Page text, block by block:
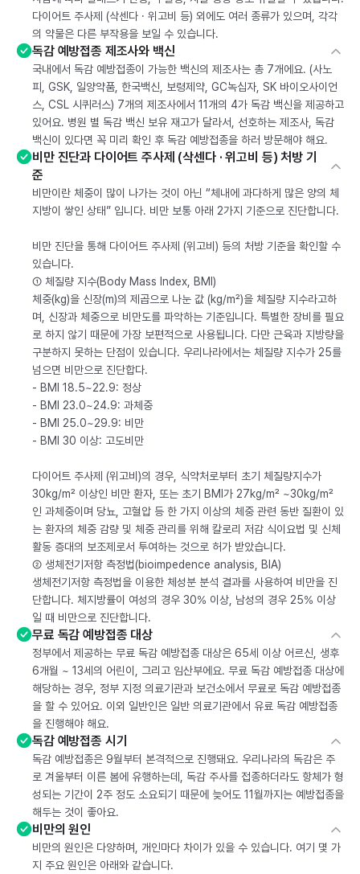
다이어트 주사제 (삭센다 · 위고비 등) 외에도 여러 종류가 있으며, 각각
의 약물은 다른 부작용을 보일 수 있습니다.
독감 예방접종 제조사와 백신
국내에서 독감 예방접종이 가능한 백신의 제조사는 총 7개에요. (사노
피, GSK, 일양약품, 한국백신, 보령제약, GC녹십자, SK 바이오사이언
스, CSL 시퀴러스) 7개의 제조사에서 11개의 4가 독감 백신을 제공하고
있어요. 병원 별 독감 백신 보유 재고가 달라서, 선호하는 제조사, 독감
백신이 있다면 꼭 미리 확인 후 독감 예방접종을 하러 방문해야 해요.
비만 진단과 다이어트 주사제 (삭센다 · 위고비 등) 처방 기
준
비만이란 체중이 많이 나가는 것이 아닌 “체내에 과다하게 많은 양의 체
지방이 쌓인 상태” 입니다. 비만 보통 아래 2가지 기준으로 진단합니다.
비만 진단을 통해 다이어트 주사제 (위고비) 등의 처방 기준을 확인할 수
있습니다.
① 체질량 지수(Body Mass Index, BMI)
체중(kg)을 신장(m)의 제곱으로 나눈 값 (kg/m²)을 체질량 지수라고하
며, 신장과 체중으로 비만도를 파악하는 기준입니다. 특별한 장비를 필요
로 하지 않기 때문에 가장 보편적으로 사용됩니다. 다만 근육과 지방량을
구분하지 못하는 단점이 있습니다. 우리나라에서는 체질량 지수가 25를
넘으면 비만으로 진단합다.
- BMI 18.5~22.9: 정상
- BMI 23.0~24.9: 과체중
- BMI 25.0~29.9: 비만
- BMI 30 이상: 고도비만
다이어트 주사제 (위고비)의 경우, 식약처로부터 초기 체질량지수가
30kg/m² 이상인 비만 환자, 또는 초기 BMI가 27kg/m² ~30kg/m²
인 과체중이며 당뇨, 고혈압 등 한 가지 이상의 체중 관련 동반 질환이 있
는 환자의 체중 감량 및 체중 관리를 위해 칼로리 저감 식이요법 및 신체
활동 증대의 보조제로서 투여하는 것으로 허가 받았습니다.
② 생체전기저항 측정법(bioimpedence analysis, BIA)
생체전기저항 측정법을 이용한 체성분 분석 결과를 사용하여 비만을 진
단합니다. 체지방률이 여성의 경우 30% 이상, 남성의 경우 25% 이상
일 때 비만으로 진단합니다.
무료 독감 예방접종 대상
정부에서 제공하는 무료 독감 예방접종 대상은 65세 이상 어르신, 생후
6개월 ~ 13세의 어린이, 그리고 임산부에요. 무료 독감 예방접종 대상에
해당하는 경우, 정부 지정 의료기관과 보건소에서 무료로 독감 예방접종
을 할 수 있어요. 이외 일반인은 일반 의료기관에서 유료 독감 예방접종
을 진행해야 해요.
독감 예방접종 시기
독감 예방접종은 9월부터 본격적으로 진행돼요. 우리나라의 독감은 주
로 겨울부터 이른 봄에 유행하는데, 독감 주사를 접종하더라도 항체가 형
성되는 기간이 2주 정도 소요되기 때문에 늦어도 11월까지는 예방접종을
해두는 것이 좋아요.
비만의 원인
비만의 원인은 다양하며, 개인마다 차이가 있을 수 있습니다. 여기 몇 가
지 주요 원인은 아래와 같습니다.